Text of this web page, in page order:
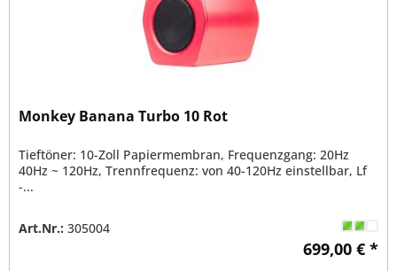
Monkey Banana Turbo 10 Rot
Tieftöner: 10-Zoll Papiermembran, Frequenzgang: 20Hz 
40Hz ~ 120Hz, Trennfrequenz: von 40-120Hz einstellbar, Lf
-...
Art.Nr.: 305004
699,00 € *